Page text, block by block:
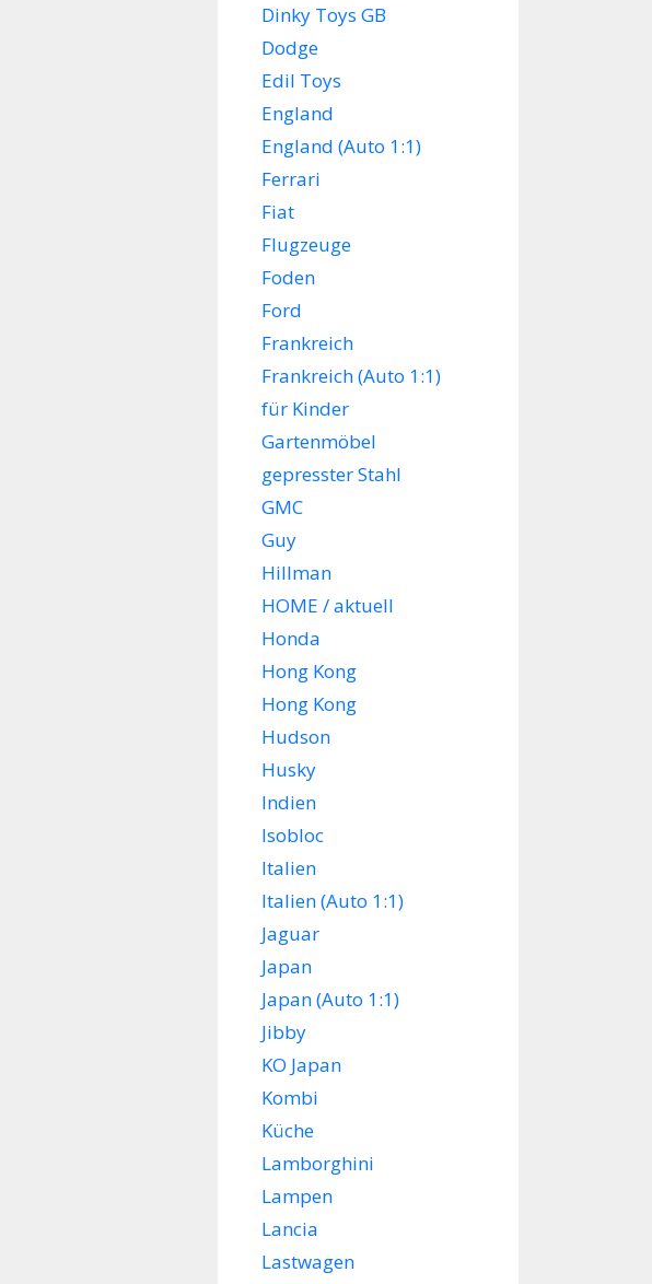
Dinky Toys GB
Dodge
Edil Toys
England
England (Auto 1:1)
Ferrari
Fiat
Flugzeuge
Foden
Ford
Frankreich
Frankreich (Auto 1:1)
für Kinder
Gartenmöbel
gepresster Stahl
GMC
Guy
Hillman
HOME / aktuell
Honda
Hong Kong
Hong Kong
Hudson
Husky
Indien
Isobloc
Italien
Italien (Auto 1:1)
Jaguar
Japan
Japan (Auto 1:1)
Jibby
KO Japan
Kombi
Küche
Lamborghini
Lampen
Lancia
Lastwagen